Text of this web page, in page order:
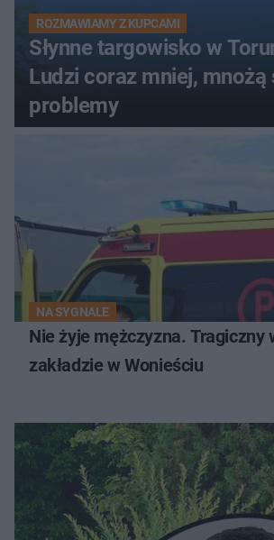
ROZMAWIAMY Z KUPCAMI
Słynne targowisko w
Ludzi coraz mniej, mnożą
problemy
NA SYGNALE
Nie żyje mężczyzna. Tragiczny
zakładzie w Wonieściu